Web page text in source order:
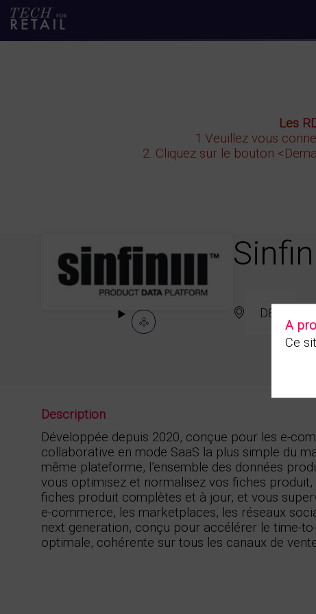
Les
1.Veuillez vous
2. Cliquez sur le bouton
Sinfin
D80
Description
Développée depuis 2020, conçue pour les e-
collaborative en mode SaaS la plus simple du
même plateforme, l’ensemble des données
vous optimisez et normalisez vos fiches
fiches produit complètes et à jour, et vous
e-commerce, les marketplaces, les réseaux
next generation, conçu pour accélérer le time-
optimale, cohérente sur tous les canaux de
A
Ce